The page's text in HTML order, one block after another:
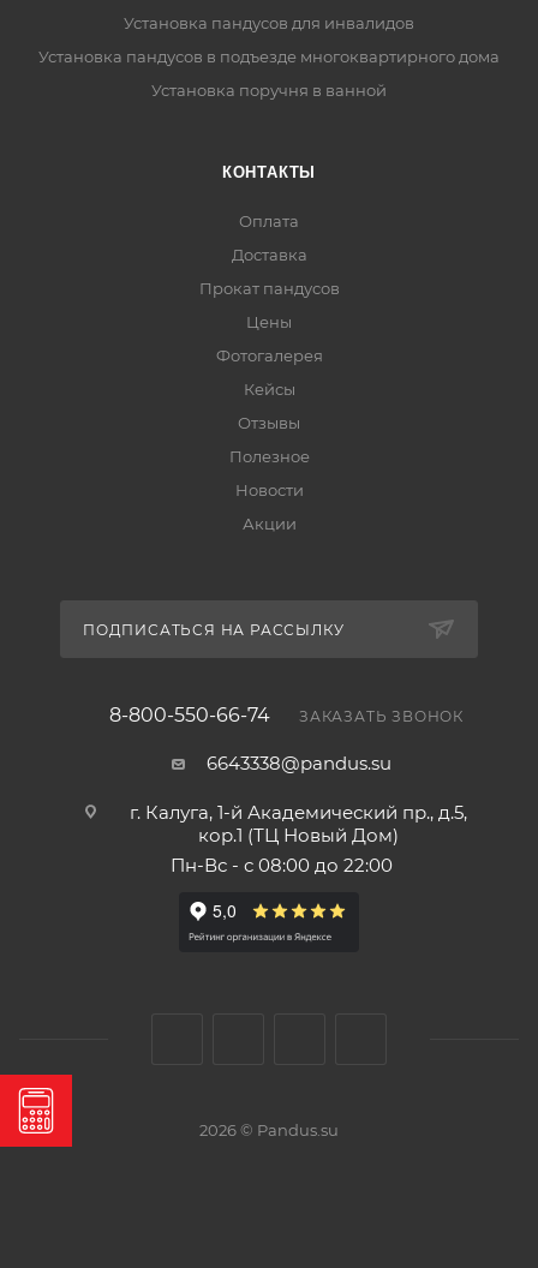
Установка пандусов для инвалидов
Установка пандусов в подъезде многоквартирного дома
Установка поручня в ванной
КОНТАКТЫ
Оплата
Доставка
Прокат пандусов
Цены
Фотогалерея
Кейсы
Отзывы
Полезное
Новости
Акции
ПОДПИСАТЬСЯ НА РАССЫЛКУ
8-800-550-66-74 ЗАКАЗАТЬ ЗВОНОК
6643338@pandus.su
г. Калуга, 1-й Академический пр., д.5,
кор.1 (ТЦ Новый Дом)
Пн-Вс - с 08:00 до 22:00
2026 © Pandus.su